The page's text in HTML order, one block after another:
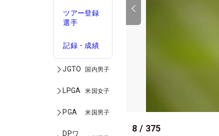
ツアー登録
選手
記録・成績
JGTO 国内男子
LPGA 米国女子
PGA 米国男子
DPワ
8 / 375